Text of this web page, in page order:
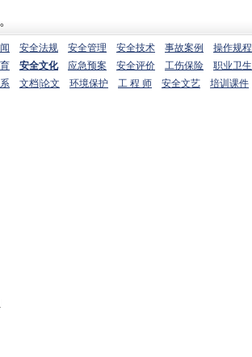
。
安全法规 安全管理 安全技术 事故案例 操作规程
安全文化 应急预案 安全评价 工伤保险 职业卫生
文档论文 环境保护 工 程 师 安全文艺 培训课件